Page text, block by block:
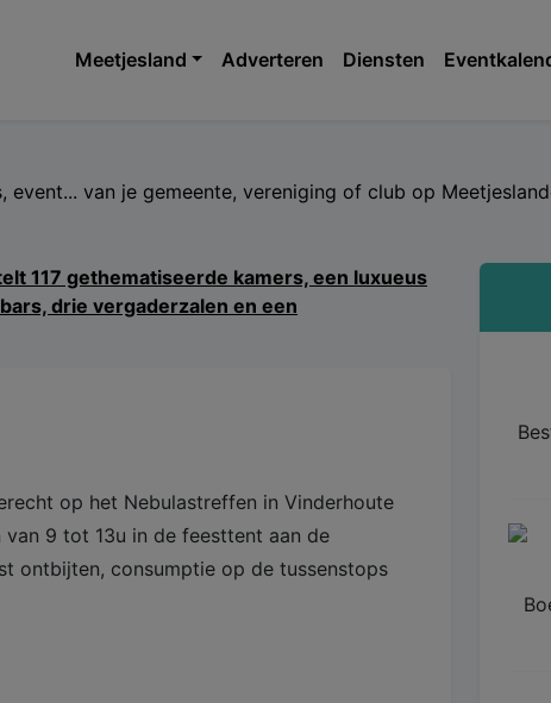
Meetjesland Adverteren Diensten
event... van je gemeente, vereniging of club op
op het Nebulastreffen in Vinderhoute
9 tot 13u in de feesttent aan de
ontbijten, consumptie op de tussenstops